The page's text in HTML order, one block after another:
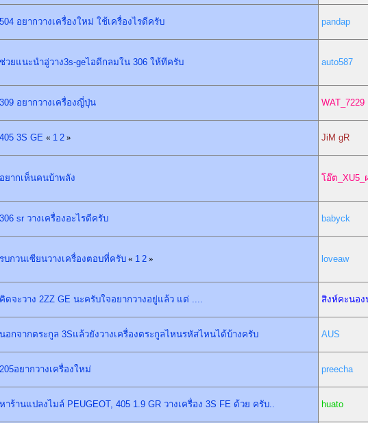
504 อยากวางเครื่องใหม่ ใช้เครื่องไรดีครับ pandap
ช่วยแนะนำอู่วาง3s-geไอดีกลมใน 306 ให้ทีครับ auto587
309 อยากวางเครื่องญี่ปุ่น WAT_7229
405 3S GE « 1 2 » JiM gR
อยากเห็นคนบ้าพลัง โอ๊ต_XU5_
306 sr วางเครื่องอะไรดีครับ babyck
รบกวนเซียนวางเครื่องตอบที่ครับ « 1 2 » loveaw
คิดจะวาง 2ZZ GE นะครับใจอยากวางอยู่แล้ว แต่ .... สิงห์คะนอง
นอกจากตระกูล 3Sแล้วยังวางเครื่องตระกูลไหนรหัสไหนได้บ้างครับ AUS
205อยากวางเครื่องใหม่ preecha
หาร้านแปลงไมล์ PEUGEOT, 405 1.9 GR วางเครื่อง 3S FE ด้วย ครับ.. huato